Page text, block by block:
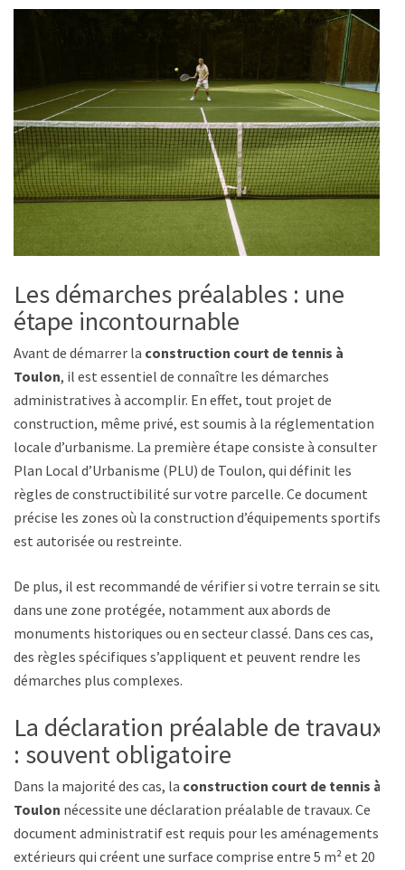
Les démarches préalables : une
étape incontournable
Avant de démarrer la construction court de tennis à
Toulon, il est essentiel de connaître les démarches
administratives à accomplir. En effet, tout projet de
construction, même privé, est soumis à la réglementation
locale d’urbanisme. La première étape consiste à consulter le
Plan Local d’Urbanisme (PLU) de Toulon, qui définit les
règles de constructibilité sur votre parcelle. Ce document
précise les zones où la construction d’équipements sportifs
est autorisée ou restreinte.
De plus, il est recommandé de vérifier si votre terrain se situe
dans une zone protégée, notamment aux abords de
monuments historiques ou en secteur classé. Dans ces cas,
des règles spécifiques s’appliquent et peuvent rendre les
démarches plus complexes.
La déclaration préalable de travaux
: souvent obligatoire
Dans la majorité des cas, la construction court de tennis à
Toulon nécessite une déclaration préalable de travaux. Ce
document administratif est requis pour les aménagements
extérieurs qui créent une surface comprise entre 5 m² et 20